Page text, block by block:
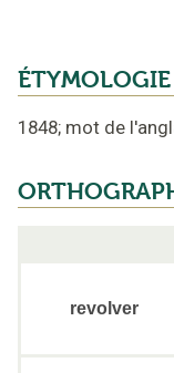
ÉTYMOLOGIE
1848; mot de
revolver